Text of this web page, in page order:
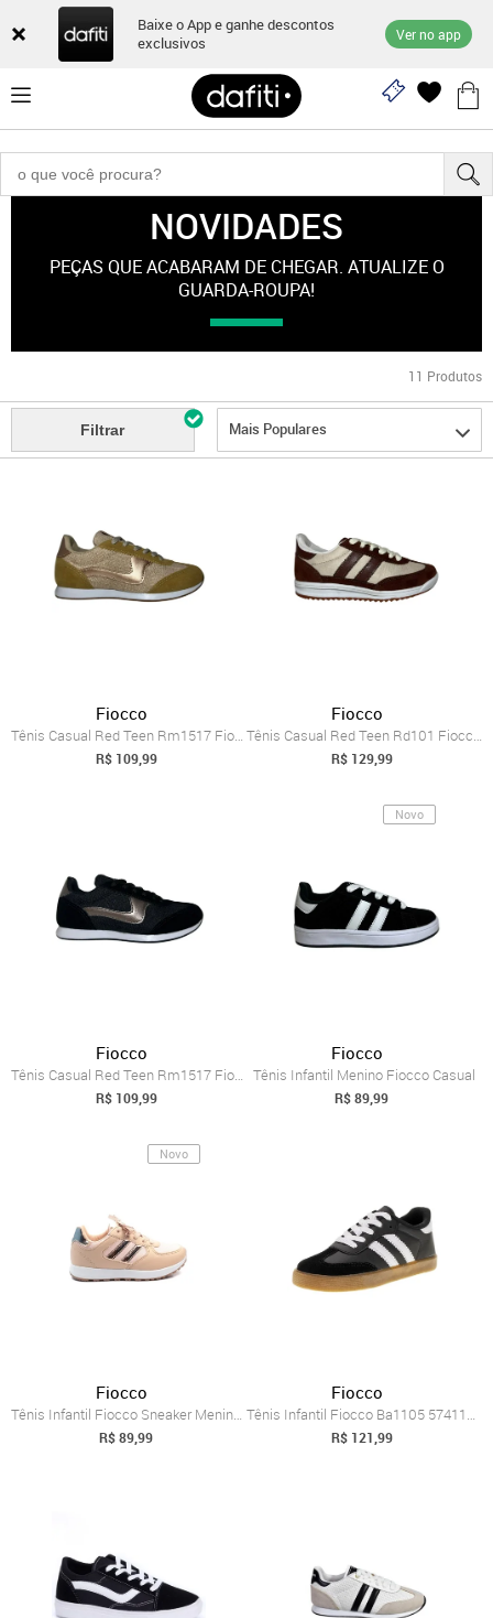
Baixe o App e ganhe descontos
exclusivos
Ver no app
NOVIDADES
PEÇAS QUE ACABARAM DE CHEGAR. ATUALIZE O
GUARDA-ROUPA!
11 Produtos
Filtrar Mais Populares
Fiocco
Tênis Casual Red Teen Rm1517 Fiocco Bege
R$ 109,99
Fiocco
Tênis Casual Red Teen Rd101 Fiocco Marrom
R$ 129,99
Fiocco
Tênis Casual Red Teen Rm1517 Fiocco Preto
R$ 109,99
Novo
Fiocco
Tênis Infantil Menino Fiocco Casual
R$ 89,99
Novo
Fiocco
Tênis Infantil Fiocco Sneaker Meninas
R$ 89,99
Fiocco
Tênis Infantil Fiocco Ba1105 5741105 Preto
R$ 121,99